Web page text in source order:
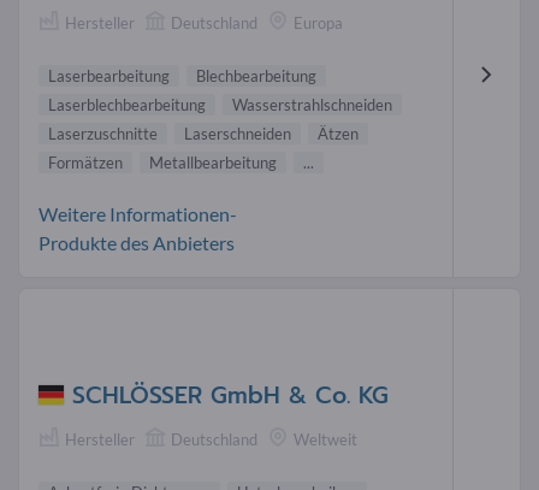
Hersteller Deutschland Europa
Laserbearbeitung
Blechbearbeitung
Laserblechbearbeitung
Wasserstrahlschneiden
Laserzuschnitte
Laserschneiden
Ätzen
Formätzen
Metallbearbeitung ...
Weitere Informationen-
Produkte des Anbieters
SCHLÖSSER GmbH & Co. KG
Hersteller Deutschland Weltweit